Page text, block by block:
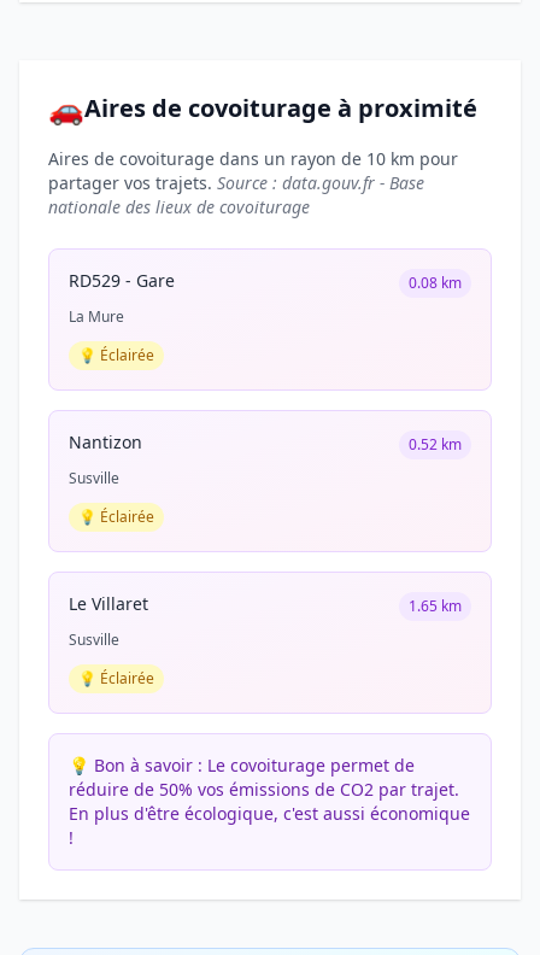
🚗Aires de covoiturage à proximité
Aires de covoiturage dans un rayon de 10 km pour
partager vos trajets. Source : data.gouv.fr - Base
nationale des lieux de covoiturage
RD529 - Gare
0.08 km
La Mure
💡 Éclairée
Nantizon
0.52 km
Susville
💡 Éclairée
Le Villaret
1.65 km
Susville
💡 Éclairée
💡 Bon à savoir : Le covoiturage permet de
réduire de 50% vos émissions de CO2 par trajet.
En plus d'être écologique, c'est aussi économique
!